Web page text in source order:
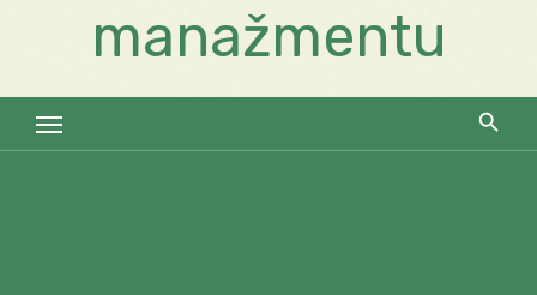
manažmentu